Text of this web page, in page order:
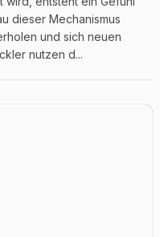
dieser Mechanismus
und sich neuen
nutzen d...